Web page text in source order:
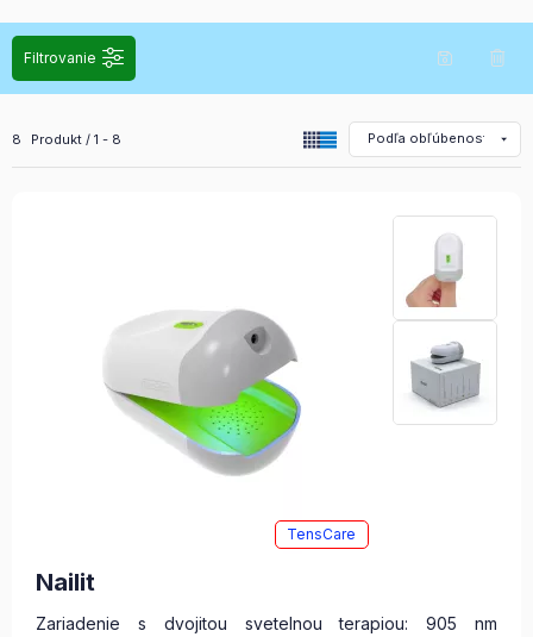
Filtrovanie
Všetky produkty v kategórii
8 Produkt 1 8
TensCare
Nailit
Zariadenie s dvojitou svetelnou terapiou: 905 nm